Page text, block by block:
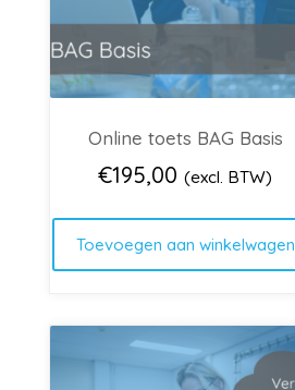
Online toets BAG Basis
€195,00 (excl. BTW)
Toevoegen aan winkelwagen